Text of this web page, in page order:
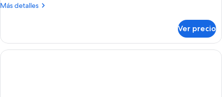
camas
Más detalles
Más
superior,
camas
Ver precio